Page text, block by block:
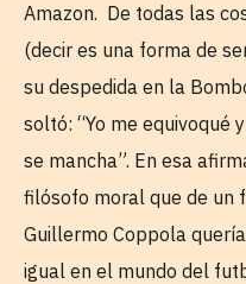
Amazon. De todas las
(decir es una forma de
su despedida en la
soltó: “Yo me
se mancha”. En esa
filósofo moral que de un
Guillermo Coppola
igual en el mundo del